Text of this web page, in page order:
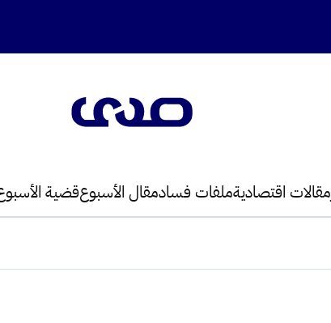
مقالات اقتصاديةملفات فسادمقال الأسبوعقضية